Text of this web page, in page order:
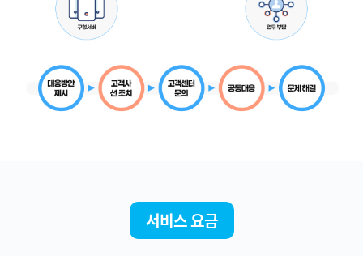
서비스 요금